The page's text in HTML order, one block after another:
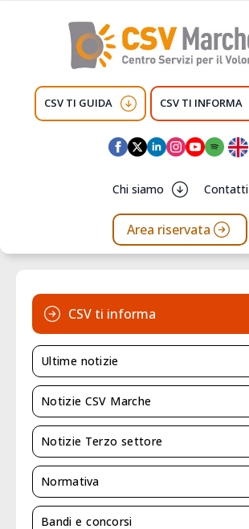
CSV TI GUIDA CSV TI INFORMA
Chi siamo Contatti
Area riservata
CSV ti informa
Ultime notizie
Notizie CSV Marche
Notizie Terzo settore
Normativa
Bandi e concorsi